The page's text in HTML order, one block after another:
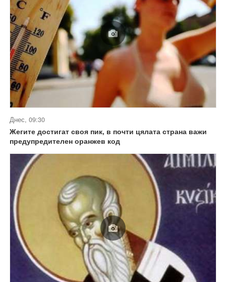
Днес, 09:30
Жегите достигат своя пик, в почти цялата страна важи
предупредителен оранжев код